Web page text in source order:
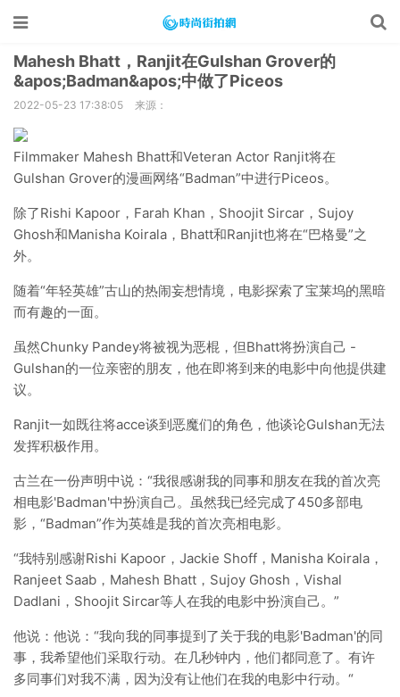
Mahesh Bhatt，Ranjit在Gulshan Grover的
&apos;Badman&apos;中做了Piceos
2022-05-23 17:38:05 来源：
Filmmaker Mahesh Bhatt和Veteran Actor Ranjit将在
Gulshan Grover的漫画网络“Badman”中进行Piceos。
除了Rishi Kapoor，Farah Khan，Shoojit Sircar，Sujoy
Ghosh和Manisha Koirala，Bhatt和Ranjit也将在“巴格曼”之
外。
随着“年轻英雄”古山的热闹妄想情境，电影探索了宝莱坞的黑暗
而有趣的一面。
虽然Chunky Pandey将被视为恶棍，但Bhatt将扮演自己 -
Gulshan的一位亲密的朋友，他在即将到来的电影中向他提供建
议。
Ranjit一如既往将acce谈到恶魔们的角色，他谈论Gulshan无法
发挥积极作用。
古兰在一份声明中说：“我很感谢我的同事和朋友在我的首次亮
相电影'Badman'中扮演自己。虽然我已经完成了450多部电
影，“Badman”作为英雄是我的首次亮相电影。
“我特别感谢Rishi Kapoor，Jackie Shoff，Manisha Koirala，
Ranjeet Saab，Mahesh Bhatt，Sujoy Ghosh，Vishal
Dadlani，Shoojit Sircar等人在我的电影中扮演自己。”
他说：他说：“我向我的同事提到了关于我的电影'Badman'的同
事，我希望他们采取行动。在几秒钟内，他们都同意了。有许
多同事们对我不满，因为没有让他们在我的电影中行动。“